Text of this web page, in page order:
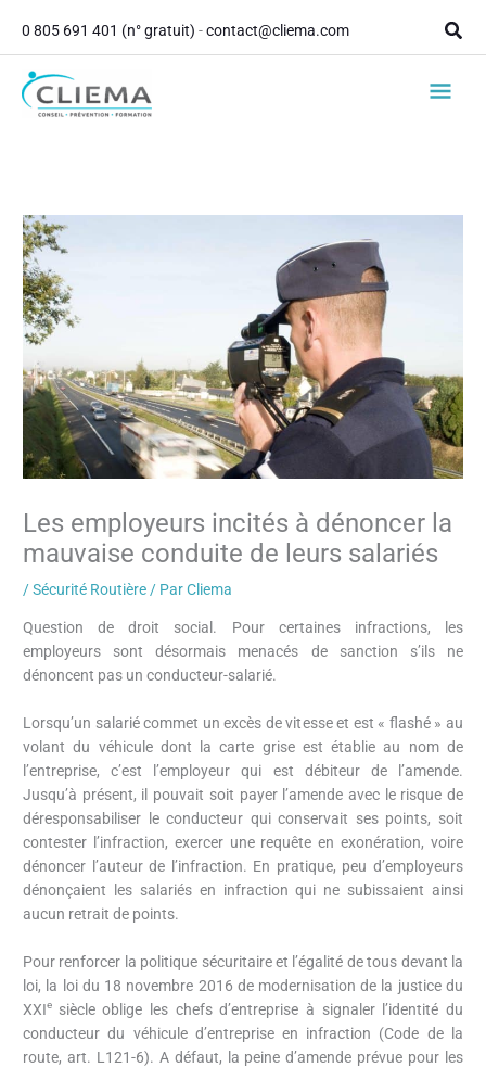
principal
contenu
0 805 691 401 (n° gratuit) -contact@cliema.com
Les employeurs incités à dénoncer la
mauvaise conduite de leurs salariés
/Sécurité Routière / ParCliema
Question de droit social. Pour certaines infractions, les
employeurs sont désormais menacés de sanction s’ils ne
dénoncent pas un conducteur-salarié.
Lorsqu’un salarié commet un excès de vitesse et est « flashé » au
volant du véhicule dont la carte grise est établie au nom de
l’entreprise, c’est l’employeur qui est débiteur de l’amende.
Jusqu’à présent, il pouvait soit payer l’amende avec le risque de
déresponsabiliser le conducteur qui conservait ses points, soit
contester l’infraction, exercer une requête en exonération, voire
dénoncer l’auteur de l’infraction. En pratique, peu d’employeurs
dénonçaient les salariés en infraction qui ne subissaient ainsi
aucun retrait de points.
Pour renforcer la politique sécuritaire et l’égalité de tous devant la
loi, la loi du 18 novembre 2016 de modernisation de la justice du
XXIe siècle oblige les chefs d’entreprise à signaler l’identité du
conducteur du véhicule d’entreprise en infraction (Code de la
route, art. L121-6). A défaut, la peine d’amende prévue pour les